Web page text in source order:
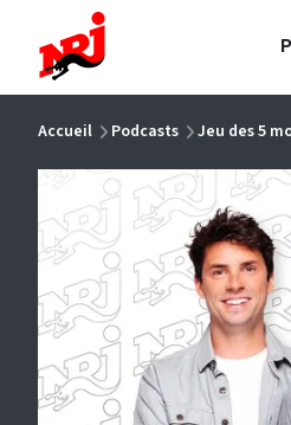
Accueil Podcasts Jeu des 5